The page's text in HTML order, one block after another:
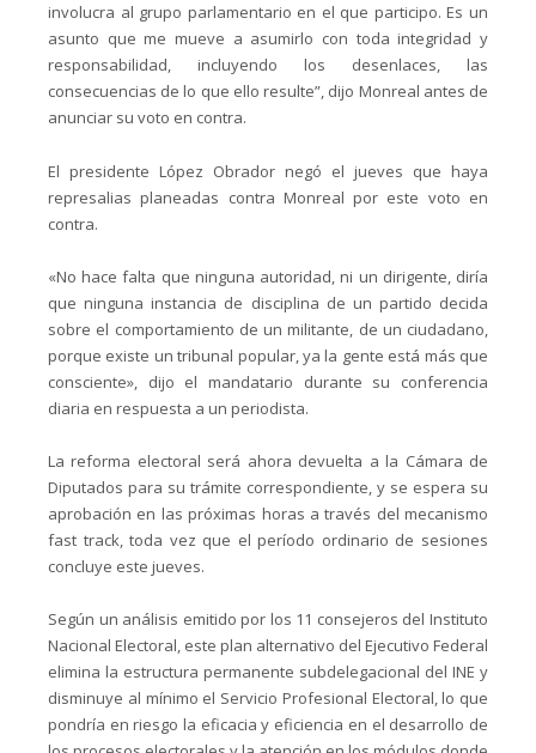
involucra al grupo parlamentario en el que participo. Es un
asunto que me mueve a asumirlo con toda integridad y
responsabilidad, incluyendo los desenlaces, las
consecuencias de lo que ello resulte”, dijo Monreal antes de
anunciar su voto en contra.
El presidente López Obrador negó el jueves que haya
represalias planeadas contra Monreal por este voto en
contra.
«No hace falta que ninguna autoridad, ni un dirigente, diría
que ninguna instancia de disciplina de un partido decida
sobre el comportamiento de un militante, de un ciudadano,
porque existe un tribunal popular, ya la gente está más que
consciente», dijo el mandatario durante su conferencia
diaria en respuesta a un periodista.
La reforma electoral será ahora devuelta a la Cámara de
Diputados para su trámite correspondiente, y se espera su
aprobación en las próximas horas a través del mecanismo
fast track, toda vez que el período ordinario de sesiones
concluye este jueves.
Según un análisis emitido por los 11 consejeros del Instituto
Nacional Electoral, este plan alternativo del Ejecutivo Federal
elimina la estructura permanente subdelegacional del INE y
disminuye al mínimo el Servicio Profesional Electoral, lo que
pondría en riesgo la eficacia y eficiencia en el desarrollo de